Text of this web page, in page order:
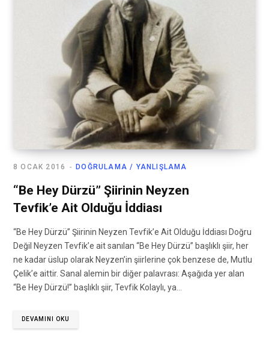
DOĞRULAMA / YANLIŞLAMA
8 OCAK 2016
“Be Hey Dürzü” Şiirinin Neyzen
Tevfik’e Ait Olduğu İddiası
“Be Hey Dürzü” Şiirinin Neyzen Tevfik’e Ait Olduğu İddiası Doğru
Değil Neyzen Tevfik’e ait sanılan “Be Hey Dürzü” başlıklı şiir, her
ne kadar üslup olarak Neyzen’in şiirlerine çok benzese de, Mutlu
Çelik’e aittir. Sanal alemin bir diğer palavrası: Aşağıda yer alan
“Be Hey Dürzü!” başlıklı şiir, Tevfik Kolaylı, ya…
DEVAMINI OKU